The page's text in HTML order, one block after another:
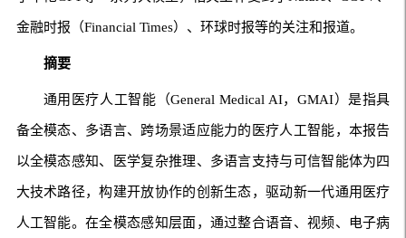
金融时报（Financial Times）、环球时报等的关注和报道。
摘要
通用医疗人工智能（General Medical AI，GMAI）是指具
备全模态、多语言、跨场景适应能力的医疗人工智能，本报告
以全模态感知、医学复杂推理、多语言支持与可信智能体为四
大技术路径，构建开放协作的创新生态，驱动新一代通用医疗
人工智能。在全模态感知层面，通过整合语音、视频、电子病